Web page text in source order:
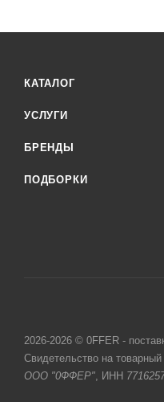
КАТАЛОГ
УСЛУГИ
БРЕНДЫ
ПОДБОРКИ
2026-2026 © 0FFER -
Свидетельство на
ООО "0ФФЕР", ИНН